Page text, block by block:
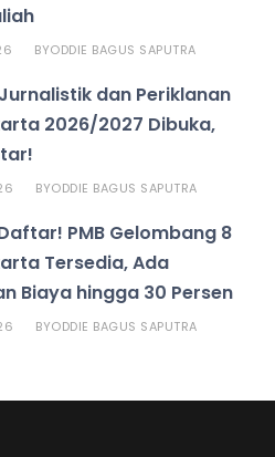
BYODDIE BAGUS SAPUTRA
Jurnalistik dan Periklanan
2026/2027 Dibuka,
BYODDIE BAGUS SAPUTRA
PMB Gelombang 8
Tersedia, Ada
Biaya hingga 30 Persen
BYODDIE BAGUS SAPUTRA